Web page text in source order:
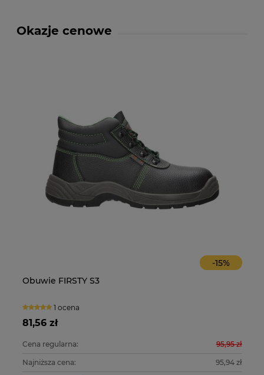
Okazje cenowe
-15%
Obuwie FIRSTY S3
1 ocena
81,56 zł
Cena regularna: 95,95 zł
Najniższa cena: 95,94 zł